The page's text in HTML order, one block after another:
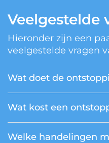
Veelgestelde
Hieronder zijn een
veelgestelde vragen
Wat doet de
Wat kost een
Welke handelingen